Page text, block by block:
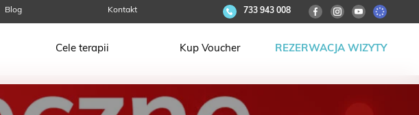
Blog Kontakt 733 943 008
Cele terapii Kup Voucher REZERWACJA WIZYTY